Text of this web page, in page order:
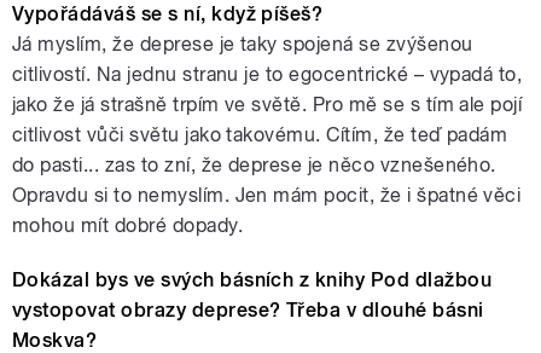
Vypořádáváš se s ní, když píšeš?
Já myslím, že deprese je taky spojená se zvýšenou
citlivostí. Na jednu stranu je to egocentrické – vypadá to,
jako že já strašně trpím ve světě. Pro mě se s tím ale pojí
citlivost vůči světu jako takovému. Cítím, že teď padám
do pasti... zas to zní, že deprese je něco vznešeného.
Opravdu si to nemyslím. Jen mám pocit, že i špatné věci
mohou mít dobré dopady.
Dokázal bys ve svých básních z knihy Pod dlažbou
vystopovat obrazy deprese? Třeba v dlouhé básni
Moskva?